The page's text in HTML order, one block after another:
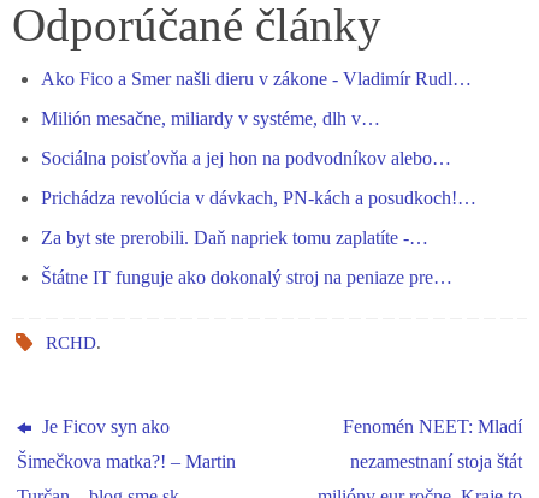
bo
ok
se
er
ts
pp
gr
m
ed
re
Odporúčané články
Ako Fico a Smer našli dieru v zákone - Vladimír Rudl…
Milión mesačne, miliardy v systéme, dlh v…
Sociálna poisťovňa a jej hon na podvodníkov alebo…
Prichádza revolúcia v dávkach, PN-kách a posudkoch!…
Za byt ste prerobili. Daň napriek tomu zaplatíte -…
Štátne IT funguje ako dokonalý stroj na peniaze pre…
RCHD.
Je Ficov syn ako
Šimečkova matka?! – Martin
Fenomén NEET: Mladí
nezamestnaní stoja štát